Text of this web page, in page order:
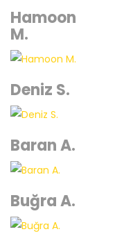
Hamoon
M.
Deniz S.
Baran A.
Buğra A.